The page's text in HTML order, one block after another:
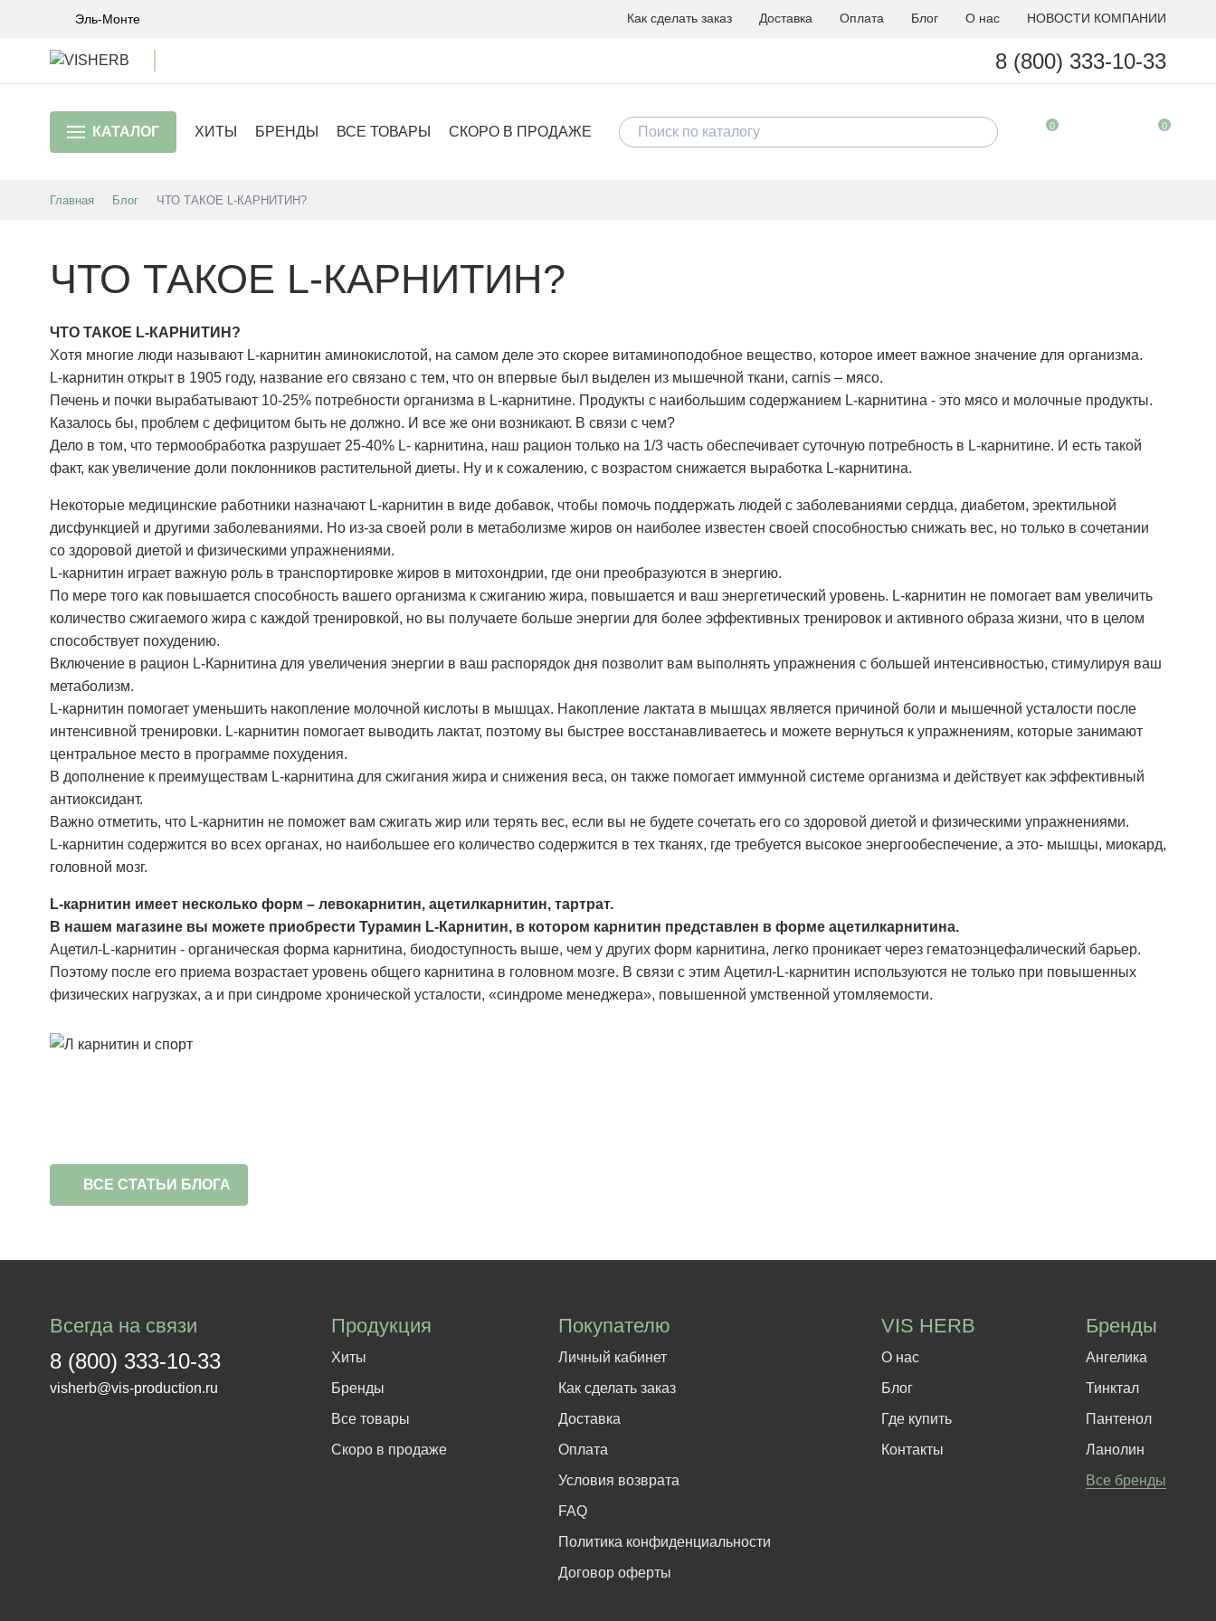
Эль-Монте Как сделать заказ Доставка Оплата Блог О нас НОВОСТИ КОМПАНИИ
8 (800) 333-10-33
КАТАЛОГ ХИТЫ БРЕНДЫ ВСЕ ТОВАРЫ СКОРО В ПРОДАЖЕ 0 0
Главная Блог ЧТО ТАКОЕ L-КАРНИТИН?
ЧТО ТАКОЕ L-КАРНИТИН?
ЧТО ТАКОЕ L-КАРНИТИН?
Хотя многие люди называют L-карнитин аминокислотой, на самом деле это скорее витаминоподобное вещество, которое имеет важное значение для организма.
L-карнитин открыт в 1905 году, название его связано с тем, что он впервые был выделен из мышечной ткани, сarnis – мясо.
Печень и почки вырабатывают 10-25% потребности организма в L-карнитине. Продукты с наибольшим содержанием L-карнитина - это мясо и молочные продукты.
Казалось бы, проблем с дефицитом быть не должно. И все же они возникают. В связи с чем?
Дело в том, что термообработка разрушает 25-40% L- карнитина, наш рацион только на 1/3 часть обеспечивает суточную потребность в L-карнитине. И есть такой
факт, как увеличение доли поклонников растительной диеты. Ну и к сожалению, с возрастом снижается выработка L-карнитина.
Некоторые медицинские работники назначают L-карнитин в виде добавок, чтобы помочь поддержать людей с заболеваниями сердца, диабетом, эректильной
дисфункцией и другими заболеваниями. Но из-за своей роли в метаболизме жиров он наиболее известен своей способностью снижать вес, но только в сочетании
со здоровой диетой и физическими упражнениями.
L-карнитин играет важную роль в транспортировке жиров в митохондрии, где они преобразуются в энергию.
По мере того как повышается способность вашего организма к сжиганию жира, повышается и ваш энергетический уровень. L-карнитин не помогает вам увеличить
количество сжигаемого жира с каждой тренировкой, но вы получаете больше энергии для более эффективных тренировок и активного образа жизни, что в целом
способствует похудению.
Включение в рацион L-Карнитина для увеличения энергии в ваш распорядок дня позволит вам выполнять упражнения с большей интенсивностью, стимулируя ваш
метаболизм.
L-карнитин помогает уменьшить накопление молочной кислоты в мышцах. Накопление лактата в мышцах является причиной боли и мышечной усталости после
интенсивной тренировки. L-карнитин помогает выводить лактат, поэтому вы быстрее восстанавливаетесь и можете вернуться к упражнениям, которые занимают
центральное место в программе похудения.
В дополнение к преимуществам L-карнитина для сжигания жира и снижения веса, он также помогает иммунной системе организма и действует как эффективный
антиоксидант.
Важно отметить, что L-карнитин не поможет вам сжигать жир или терять вес, если вы не будете сочетать его со здоровой диетой и физическими упражнениями.
L-карнитин содержится во всех органах, но наибольшее его количество содержится в тех тканях, где требуется высокое энергообеспечение, а это- мышцы, миокард,
головной мозг.
L-карнитин имеет несколько форм – левокарнитин, ацетилкарнитин, тартрат.
В нашем магазине вы можете приобрести Турамин L-Карнитин, в котором карнитин представлен в форме ацетилкарнитина.
Ацетил-L-карнитин - органическая форма карнитина, биодоступность выше, чем у других форм карнитина, легко проникает через гематоэнцефалический барьер.
Поэтому после его приема возрастает уровень общего карнитина в головном мозге. В связи с этим Ацетил-L-карнитин используются не только при повышенных
физических нагрузках, а и при синдроме хронической усталости, «синдроме менеджера», повышенной умственной утомляемости.
ВСЕ СТАТЬИ БЛОГА
Всегда на связи
8 (800) 333-10-33
visherb@vis-production.ru
Продукция
Хиты
Бренды
Все товары
Скоро в продаже
Покупателю
Личный кабинет
Как сделать заказ
Доставка
Оплата
Условия возврата
FAQ
Политика конфиденциальности
Договор оферты
VIS HERB
О нас
Блог
Где купить
Контакты
Бренды
Ангелика
Тинктал
Пантенол
Ланолин
Все бренды